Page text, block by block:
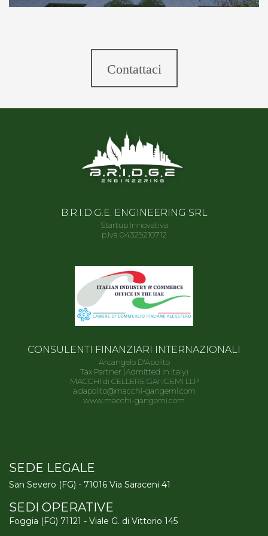
Contattaci
B.R.I.D.G.E. ENGINEERING SRL
Startup Innovativa
p.iva 04329210712
CONSULENTI FINANZIARI INTERNAZIONALI
Arcangelo D'Apolito
Tax Partner (Admitted in Italy)
MACCHI di CELLERE GANGEMI LLP
a.dapolito@macchi-gangemi.com
www.macchi-gangemi.com
SEDE LEGALE
San Severo (FG) - 71016 Via Saraceni 41
SEDI OPERATIVE
Foggia (FG) 71121 - Viale G. di Vittorio 145